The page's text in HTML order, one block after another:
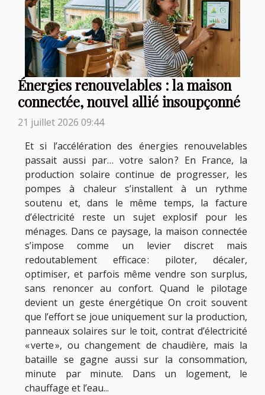
Énergies renouvelables : la maison
connectée, nouvel allié insoupçonné
21 juillet 2026 09:44
Et si l’accélération des énergies renouvelables
passait aussi par… votre salon ? En France, la
production solaire continue de progresser, les
pompes à chaleur s’installent à un rythme
soutenu et, dans le même temps, la facture
d’électricité reste un sujet explosif pour les
ménages. Dans ce paysage, la maison connectée
s’impose comme un levier discret mais
redoutablement efficace : piloter, décaler,
optimiser, et parfois même vendre son surplus,
sans renoncer au confort. Quand le pilotage
devient un geste énergétique On croit souvent
que l’effort se joue uniquement sur la production,
panneaux solaires sur le toit, contrat d’électricité
« verte », ou changement de chaudière, mais la
bataille se gagne aussi sur la consommation,
minute par minute. Dans un logement, le
chauffage et l’eau...